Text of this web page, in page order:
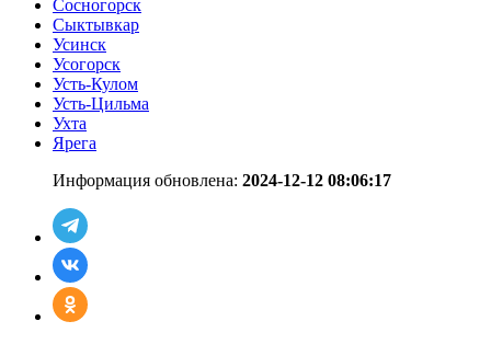
Сосногорск
Сыктывкар
Усинск
Усогорск
Усть-Кулом
Усть-Цильма
Ухта
Ярега
Информация обновлена: 2024-12-12 08:06:17